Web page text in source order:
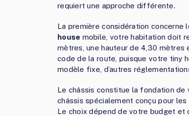
requiert une approche différente.
La première considération concerne
house mobile, votre habitation doit
mètres, une hauteur de 4,30 mètres
code de la route, puisque votre tiny
modèle fixe, d’autres
Le châssis constitue la fondation de
châssis spécialement conçu pour les
Le choix dépend de votre budget et